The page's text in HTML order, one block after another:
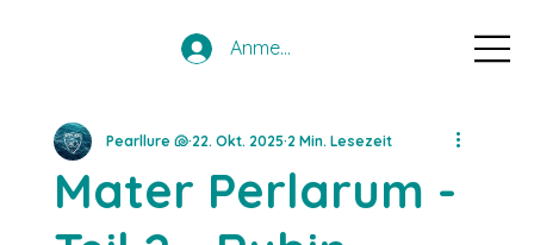
Anmelden
Mater Perlarum -
Pearllure 🐚 22. Okt. 2025 2 Min. Lesezeit